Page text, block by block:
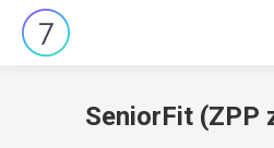
SeniorFit